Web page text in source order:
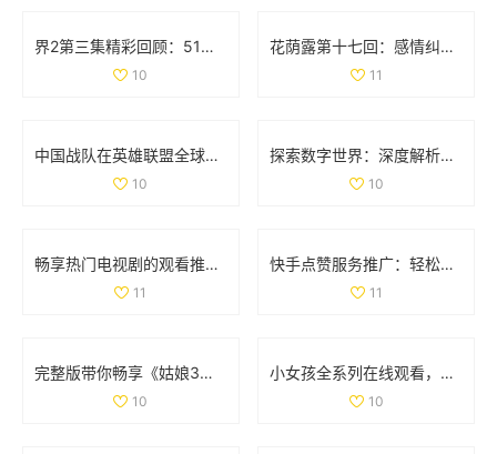
界2第三集精彩回顾：51秒视频带你领略剧情高潮时刻
10
花荫露第十七回：感情纠葛与命运交错的奇妙旅程
11
中国战队在英雄联盟全球总决赛中的表现与名单分析
10
探索数字世界：深度解析35与дода的奇妙结合
10
畅享热门电视剧的观看推荐，77777免费观看尽在其中
11
快手点赞服务推广：轻松获取双重点赞的自助平台指南
11
完整版带你畅享《姑娘3》精彩剧情与国语配音全纪录
10
小女孩全系列在线观看，畅享高清精彩内容尽在掌握
10